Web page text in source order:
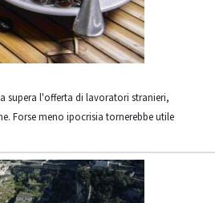
supera l'offerta di lavoratori stranieri,
Forse meno ipocrisia tornerebbe utile